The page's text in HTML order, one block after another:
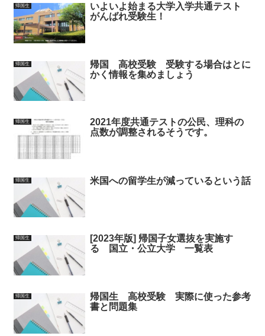
帰国生
いよいよ始まる大学入学共通テスト
がんばれ受験生！
帰国生
帰国 高校受験 受験する場合はとに
かく情報を集めましょう
帰国生
2021年度共通テストの公民、理科の
点数が調整されるそうです。
帰国生 米国への留学生が減っているという話
帰国生
[2023年版] 帰国子女選抜を実施す
る 国立・公立大学 一覧表
帰国生
帰国生 高校受験 実際に使った参考
書と問題集